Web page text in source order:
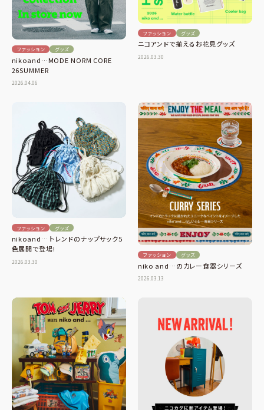
ファッション グッズ
nikoand…MODE NORM CORE
26SUMMER
2026.04.06
ファッション グッズ
ニコアンドで揃えるお花見グッズ
2026.03.30
ファッション グッズ
nikoand… トレンドのナップサック5
色展開で登場!
2026.03.30
ファッション グッズ
niko and…のカレー食器シリーズ
2026.03.13